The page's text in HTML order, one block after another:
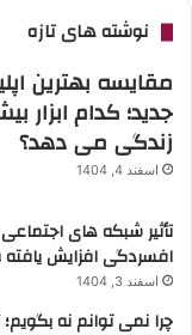
نوشته های تازه
مقایسه بهترین
جدید؛ کدام ابزار
زندگی می دهد؟
اسفند 4, 1404
تأثیر شبکه های
افسردگی افزایش
اسفند 3, 1404
چرا نمی توانم نه